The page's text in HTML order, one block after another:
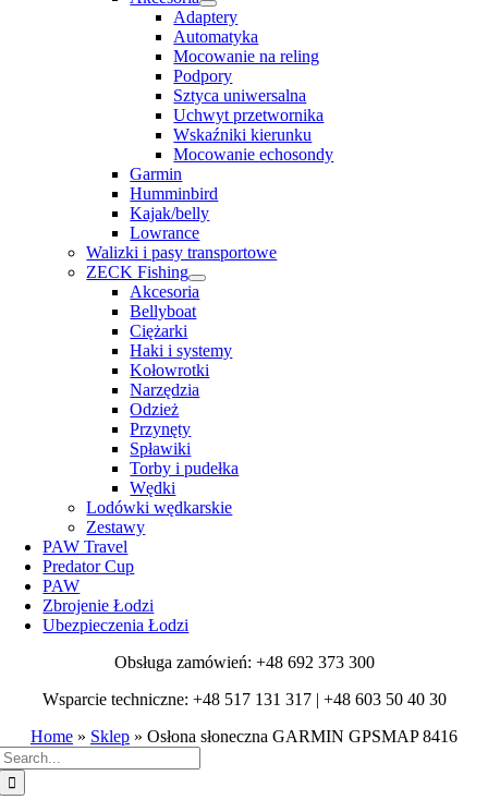
Adaptery
Automatyka
Mocowanie na reling
Podpory
Sztyca uniwersalna
Uchwyt przetwornika
Wskaźniki kierunku
Mocowanie echosondy
Garmin
Humminbird
Kajak/belly
Lowrance
Walizki i pasy transportowe
ZECK Fishing
Akcesoria
Bellyboat
Ciężarki
Haki i systemy
Kołowrotki
Narzędzia
Odzież
Przynęty
Spławiki
Torby i pudełka
Wędki
Lodówki wędkarskie
Zestawy
PAW Travel
Predator Cup
PAW
Zbrojenie Łodzi
Ubezpieczenia Łodzi
Obsługa zamówień: +48 692 373 300
Wsparcie techniczne: +48 517 131 317 | +48 603 50 40 30
Home » Sklep » Osłona słoneczna GARMIN GPSMAP 8416